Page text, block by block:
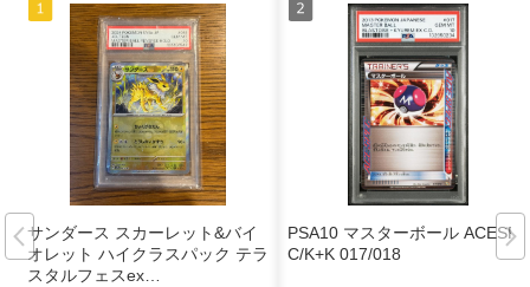
サンダース スカーレット&バイ
オレット ハイクラスパック テラ
スタルフェスex…
PSA10 マスターボール ACESPE
C/K+K 017/018